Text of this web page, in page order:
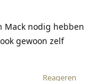
Mack nodig hebben
gewoon zelf
Reageren